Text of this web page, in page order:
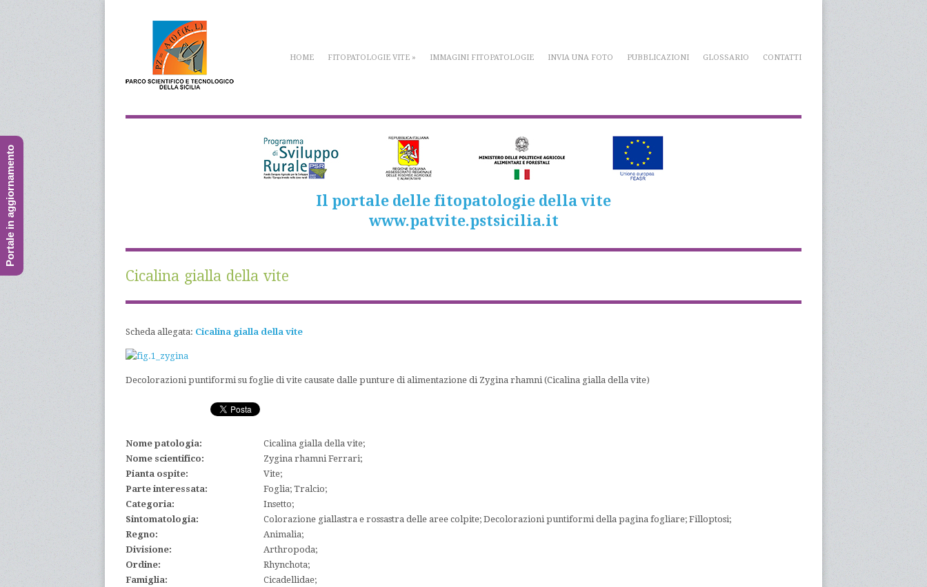
HOME FITOPATOLOGIE VITE » IMMAGINI FITOPATOLOGIE INVIA UNA FOTO PUBBLICAZIONI GLOSSARIO CONTATTI
Il portale delle fitopatologie della vite
www.patvite.pstsicilia.it
Cicalina gialla della vite
Scheda allegata: Cicalina gialla della vite
Decolorazioni puntiformi su foglie di vite causate dalle punture di alimentazione di Zygina rhamni (Cicalina gialla della vite)
Nome patologia:
Cicalina gialla della vite;
Nome scientifico:
Zygina rhamni Ferrari;
Pianta ospite:
Vite;
Parte interessata:
Foglia; Tralcio;
Categoria:
Insetto;
Sintomatologia:
Colorazione giallastra e rossastra delle aree colpite; Decolorazioni puntiformi della pagina fogliare; Filloptosi;
Regno:
Animalia;
Divisione:
Arthropoda;
Ordine:
Rhynchota;
Famiglia:
Cicadellidae;
Portale in aggiornamento